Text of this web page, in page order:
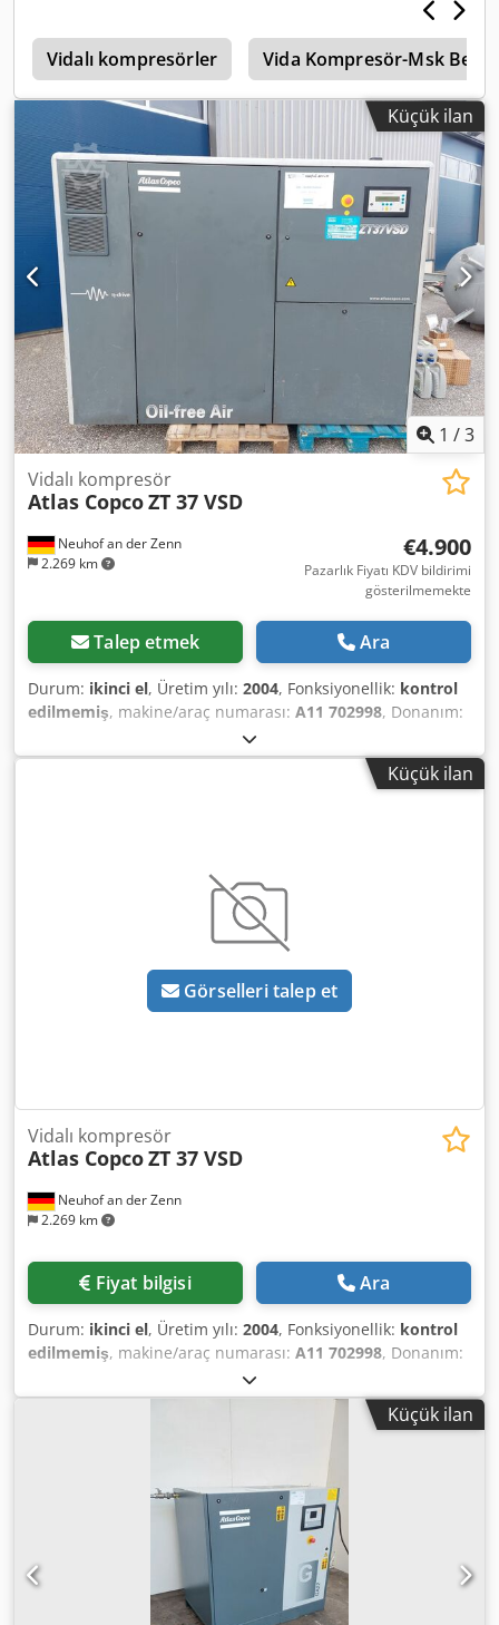
Vidalı kompresörler Vida Kompresör-Msk Ben
Küçük ilan
1 /3
Neuhof an der Zenn
2.269 km
Vidalı kompresör
Atlas CopcoZT 37 VSD
€4.900
Pazarlık Fiyatı KDV bildirimi
gösterilmemekte
Talep etmek Ara
Durum: ikinci el, Üretim yılı: 2004, Fonksiyonellik: kontrol
edilmemiş, makine/araç numarası: A11 702998, Donanım:
, Kompresör sistemi; basınç tankı, hava
kurutucu ve diğer aksesuarlar ile birlikte. Djdexvidnepfx Ab
Küçük ilan
Görselleri talep et
Neuhof an der Zenn
2.269 km
Vidalı kompresör
Atlas CopcoZT 37 VSD
Fiyat bilgisi Ara
Durum: ikinci el, Üretim yılı: 2004, Fonksiyonellik: kontrol
edilmemiş, makine/araç numarası: A11 702998, Donanım:
, Kompresör sistemi; basınç tankı, hava
kurutucu ve diğer aksesuarlar ile birlikte. Dcodpjxviiwjfx Ab
Küçük ilan